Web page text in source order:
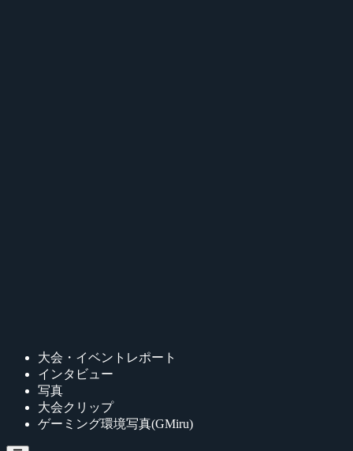
大会・イベントレポート
インタビュー
写真
大会クリップ
ゲーミング環境写真(GMiru)